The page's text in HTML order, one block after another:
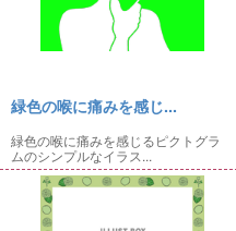
緑色の喉に痛みを感じ...
緑色の喉に痛みを感じるピクトグラ
ムのシンプルなイラス...